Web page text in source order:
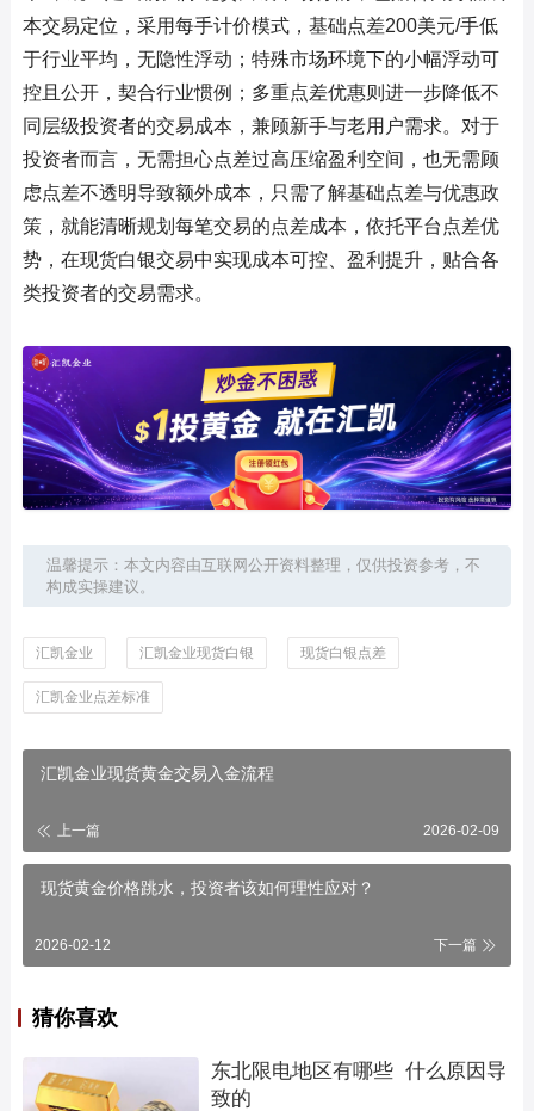
本交易定位，采用每手计价模式，基础点差200美元/手低
于行业平均，无隐性浮动；特殊市场环境下的小幅浮动可
控且公开，契合行业惯例；多重点差优惠则进一步降低不
同层级投资者的交易成本，兼顾新手与老用户需求。对于
投资者而言，无需担心点差过高压缩盈利空间，也无需顾
虑点差不透明导致额外成本，只需了解基础点差与优惠政
策，就能清晰规划每笔交易的点差成本，依托平台点差优
势，在现货白银交易中实现成本可控、盈利提升，贴合各
类投资者的交易需求。
温馨提示：本文内容由互联网公开资料整理，仅供投资参考，不
构成实操建议。
汇凯金业 汇凯金业现货白银 现货白银点差
汇凯金业点差标准
汇凯金业现货黄金交易入金流程
上一篇 2026-02-09
现货黄金价格跳水，投资者该如何理性应对？
2026-02-12 下一篇
猜你喜欢
东北限电地区有哪些  什么原因导
致的